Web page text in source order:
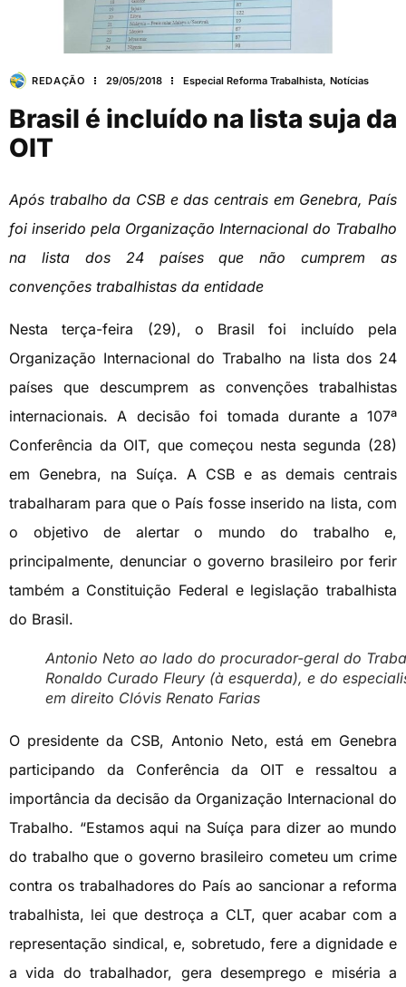
REDAÇÃO 29/05/2018 Especial Reforma Trabalhista, Notícias
Brasil é incluído na lista suja da
OIT
Após trabalho da CSB e das centrais em Genebra, País
foi inserido pela Organização Internacional do Trabalho
na lista dos 24 países que não cumprem as
convenções trabalhistas da entidade
Nesta terça-feira (29), o Brasil foi incluído pela
Organização Internacional do Trabalho na lista dos 24
países que descumprem as convenções trabalhistas
internacionais. A decisão foi tomada durante a 107ª
Conferência da OIT, que começou nesta segunda (28)
em Genebra, na Suíça. A CSB e as demais centrais
trabalharam para que o País fosse inserido na lista, com
o objetivo de alertar o mundo do trabalho e,
principalmente, denunciar o governo brasileiro por ferir
também a Constituição Federal e legislação trabalhista
do Brasil.
Antonio Neto ao lado do procurador-geral do
Ronaldo Curado Fleury (à esquerda), e do
em direito Clóvis Renato Farias
O presidente da CSB, Antonio Neto, está em Genebra
participando da Conferência da OIT e ressaltou a
importância da decisão da Organização Internacional do
Trabalho. “Estamos aqui na Suíça para dizer ao mundo
do trabalho que o governo brasileiro cometeu um crime
contra os trabalhadores do País ao sancionar a reforma
trabalhista, lei que destroça a CLT, quer acabar com a
representação sindical, e, sobretudo, fere a dignidade e
a vida do trabalhador, gera desemprego e miséria a